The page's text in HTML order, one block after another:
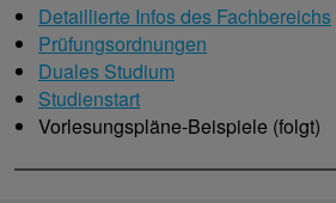
Detaillierte Infos des Fachbereichs
Prüfungsordnungen
Duales Studium
Studienstart
Vorlesungspläne-Beispiele (folgt)